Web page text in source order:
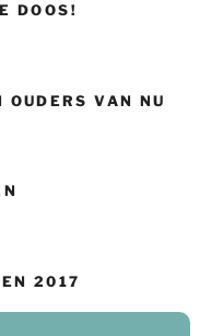
DOOS!
OUDERS VAN NU
2017